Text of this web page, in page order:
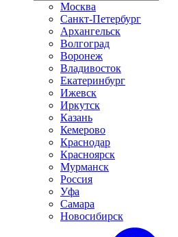
Москва
Санкт-Петербург
Архангельск
Волгоград
Воронеж
Владивосток
Екатеринбург
Ижевск
Иркутск
Казань
Кемерово
Краснодар
Красноярск
Мурманск
Россия
Уфа
Самара
Новосибирск